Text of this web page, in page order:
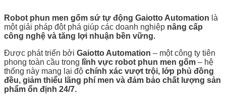
Robot phun men gốm sứ tự động Gaiotto Automation là
một giải pháp đột phá giúp các doanh nghiệp nâng cấp
công nghệ và tăng lợi nhuận bền vững.
Được phát triển bởi Gaiotto Automation – một công ty tiên
phong toàn cầu trong lĩnh vực robot phun men gốm – hệ
thống này mang lại độ chính xác vượt trội, lớp phủ đồng
đều, giảm thiểu lãng phí men và đảm bảo chất lượng sản
phẩm ổn định 24/7.